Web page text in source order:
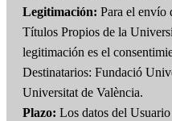
Legitimación: Para el envío
Títulos Propios de la
legitimación es el
Destinatarios: Fundació
Universitat de València.
Plazo: Los datos del Usuario